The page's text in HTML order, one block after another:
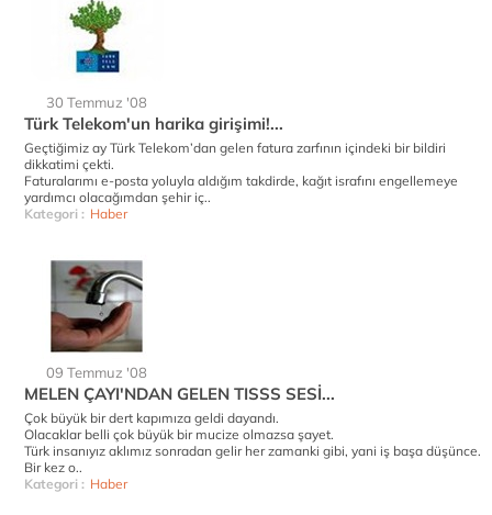
30 Temmuz '08
Türk Telekom'un harika girişimi!...
Geçtiğimiz ay Türk Telekom’dan gelen fatura zarfının içindeki bir bildiri
dikkatimi çekti.
Faturalarımı e-posta yoluyla aldığım takdirde, kağıt israfını engellemeye
yardımcı olacağımdan şehir iç..
Kategori : Haber
09 Temmuz '08
MELEN ÇAYI'NDAN GELEN TISSS SESİ...
Çok büyük bir dert kapımıza geldi dayandı.
Olacaklar belli çok büyük bir mucize olmazsa şayet.
Türk insanıyız aklımız sonradan gelir her zamanki gibi, yani iş başa düşünce.
Bir kez o..
Kategori : Haber